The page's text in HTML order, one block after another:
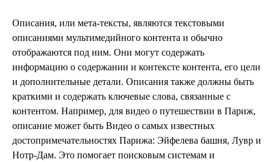
Описания, или мета-тексты, являются текстовыми
описаниями мультимедийного контента и обычно
отображаются под ним. Они могут содержать
информацию о содержании и контексте контента, его цели
и дополнительные детали. Описания также должны быть
краткими и содержать ключевые слова, связанные с
контентом. Например, для видео о путешествии в Париж,
описание может быть Видео о самых известных
достопримечательностях Парижа: Эйфелева башня, Лувр и
Нотр-Дам. Это помогает поисковым системам и